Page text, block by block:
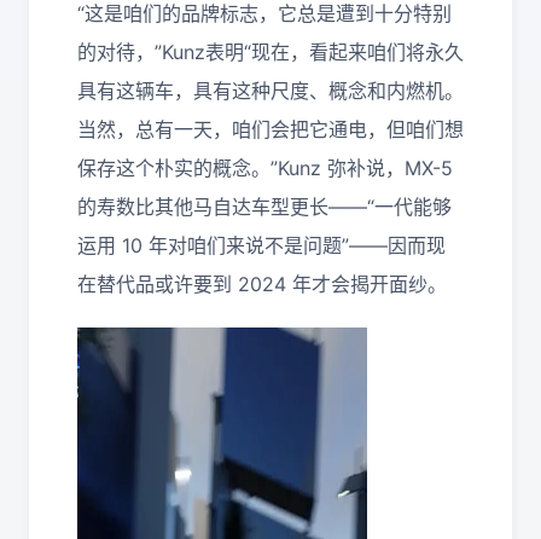
“这是咱们的品牌标志，它总是遭到十分特别
的对待，”Kunz表明“现在，看起来咱们将永久
具有这辆车，具有这种尺度、概念和内燃机。
当然，总有一天，咱们会把它通电，但咱们想
保存这个朴实的概念。”Kunz 弥补说，MX-5
的寿数比其他马自达车型更长——“一代能够
运用 10 年对咱们来说不是问题”——因而现
在替代品或许要到 2024 年才会揭开面纱。